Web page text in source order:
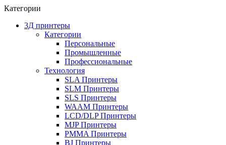
Категории
3Д принтеры
Категории
Персональные
Промышленные
Профессиональные
Технология
SLA Принтеры
SLM Принтеры
SLS Принтеры
WAAM Принтеры
LCD/DLP Принтеры
MJP Принтеры
PMMA Принтеры
BJ Принтеры